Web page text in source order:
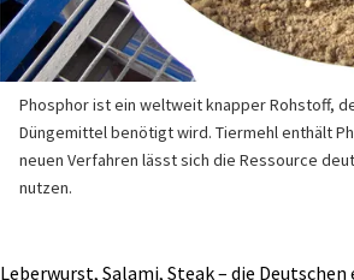
Phosphor ist ein weltweit knapper Rohstoff,
Düngemittel benötigt wird. Tiermehl enthält
neuen Verfahren lässt sich die Ressource
nutzen.
Leberwurst, Salami, Steak – die